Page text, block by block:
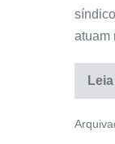
atuam